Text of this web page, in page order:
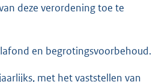
deze verordening toe te
en begrotingsvoorbehoud.
met het vaststellen van